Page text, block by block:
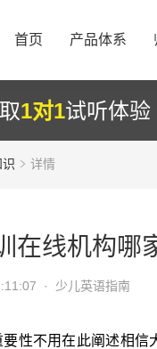
首页 产品体系
1对1试听体验
详情
在线机构哪
· 少儿英语指南
要性不用在此阐述相